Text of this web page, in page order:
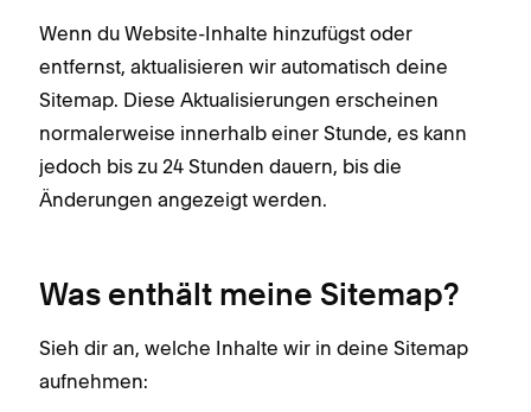
Wenn du Website-Inhalte hinzufügst oder
entfernst, aktualisieren wir automatisch deine
Sitemap. Diese Aktualisierungen erscheinen
normalerweise innerhalb einer Stunde, es kann
jedoch bis zu 24 Stunden dauern, bis die
Änderungen angezeigt werden.
Was enthält meine Sitemap?
Sieh dir an, welche Inhalte wir in deine Sitemap
aufnehmen: